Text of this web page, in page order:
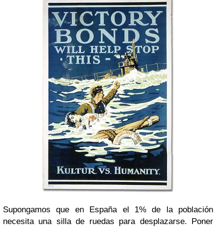
Supongamos que en España el 1% de la población
necesita una silla de ruedas para desplazarse. Poner